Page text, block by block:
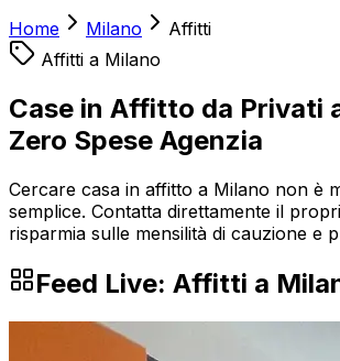
Home Milano
Affitti
Affitti a Milano
Case in Affitto da Privati
Zero Spese Agenzia
Cercare casa in affitto a Milano non è
semplice. Contatta direttamente il
risparmia sulle mensilità di cauzione e
Feed Live: Affitti a